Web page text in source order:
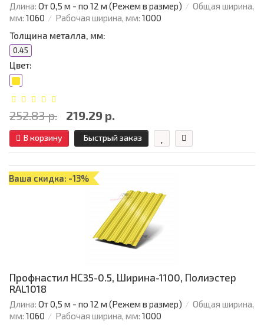
Длина: От 0,5 м - по 12 м (Режем в размер)
Общая ширина,
мм: 1060 Рабочая ширина, мм: 1000
Толщина металла, мм:
0.45
Цвет:
252.83 р. 219.29 р.
В корзину Быстрый заказ
Ваша скидка: -13%
Профнастил НС35-0.5, Ширина-1100, Полиэстер
RAL1018
Длина: От 0,5 м - по 12 м (Режем в размер)
Общая ширина,
мм: 1060 Рабочая ширина, мм: 1000